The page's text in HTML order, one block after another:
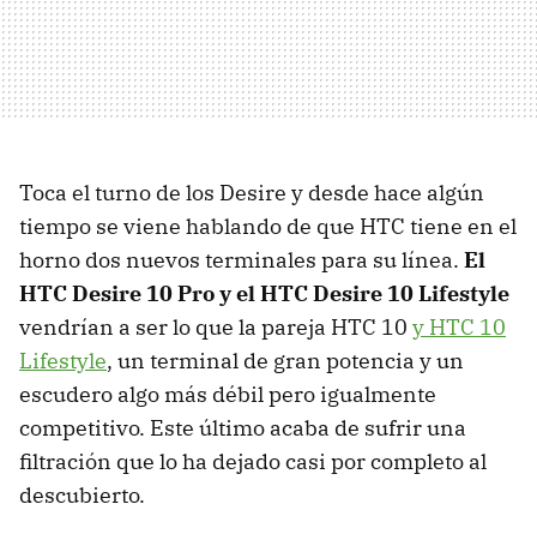
Toca el turno de los Desire y desde hace algún
tiempo se viene hablando de que HTC tiene en el
horno dos nuevos terminales para su línea. El
HTC Desire 10 Pro y el HTC Desire 10 Lifestyle
vendrían a ser lo que la pareja HTC 10 y HTC 10
Lifestyle, un terminal de gran potencia y un
escudero algo más débil pero igualmente
competitivo. Este último acaba de sufrir una
filtración que lo ha dejado casi por completo al
descubierto.